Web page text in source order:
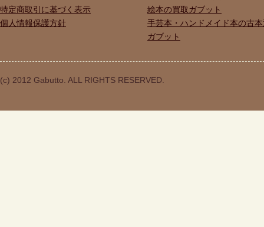
特定商取引に基づく表示
個人情報保護方針
絵本の買取ガブット
手芸本・ハンドメイド本の古
ガブット
(c) 2012 Gabutto. ALL RIGHTS RESERVED.